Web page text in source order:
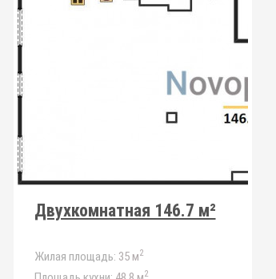
Двухкомнатная 146.7 м²
Жилая площадь: 35 м2
2